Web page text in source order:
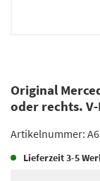
Original
oder rechts. V-
Artikelnummer:
Lieferzeit3-5